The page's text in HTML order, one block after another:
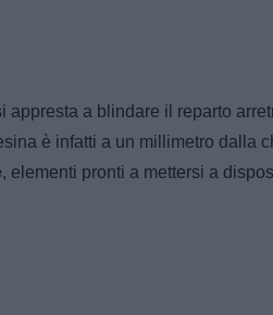
appresta a blindare il reparto
è infatti a un millimetro dalla
, elementi pronti a mettersi a